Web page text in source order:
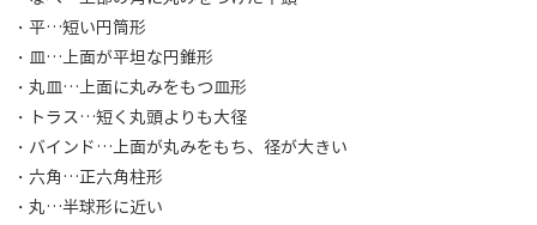
・平…短い円筒形
・皿…上面が平坦な円錐形
・丸皿…上面に丸みをもつ皿形
・トラス…短く丸頭よりも大径
・バインド…上面が丸みをもち、径が大きい
・六角…正六角柱形
・丸…半球形に近い